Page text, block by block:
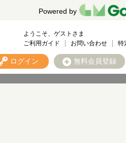
Powered by
ようこそ、ゲストさま
ご利用ガイド
お問い合わせ 特
ログイン 無料会員登録